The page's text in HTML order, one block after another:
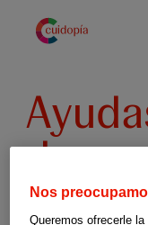
contenido
Nos
Queremos ofrecerle